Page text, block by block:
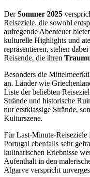
DerSommer 2025
Reiseziele, die sowohl
aufregende Abenteuer
kulturelle Highlights und
repräsentieren, stehen
Reisende, die ihren
Besonders die
an. Länder wie
Liste der beliebten
Strände und historische
nur erstklassige Strände,
Kulturszene.
Für Last-Minute-
Portugal ebenfalls sehr
kulinarischen Erlebnisse
Aufenthalt in den
Algarve verspricht